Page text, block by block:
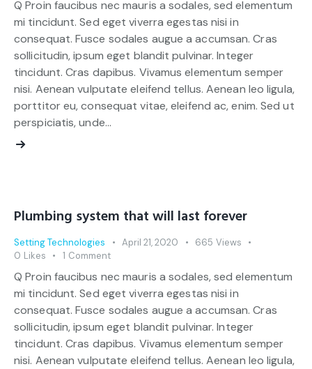
Q Proin faucibus nec mauris a sodales, sed elementum
mi tincidunt. Sed eget viverra egestas nisi in
consequat. Fusce sodales augue a accumsan. Cras
sollicitudin, ipsum eget blandit pulvinar. Integer
tincidunt. Cras dapibus. Vivamus elementum semper
nisi. Aenean vulputate eleifend tellus. Aenean leo ligula,
porttitor eu, consequat vitae, eleifend ac, enim. Sed ut
perspiciatis, unde…
Plumbing system that will last forever
Setting Technologies April 21, 2020 665 Views
0 Likes 1 Comment
Q Proin faucibus nec mauris a sodales, sed elementum
mi tincidunt. Sed eget viverra egestas nisi in
consequat. Fusce sodales augue a accumsan. Cras
sollicitudin, ipsum eget blandit pulvinar. Integer
tincidunt. Cras dapibus. Vivamus elementum semper
nisi. Aenean vulputate eleifend tellus. Aenean leo ligula,